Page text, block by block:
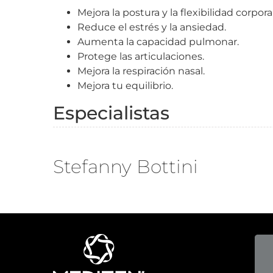
Mejora la postura y la flexibilidad
Reduce el estrés y la ansiedad.
Aumenta la capacidad pulmonar.
Protege las articulaciones.
Mejora la respiración nasal.
Mejora tu equilibrio.
Especialistas
Stefanny Bottini